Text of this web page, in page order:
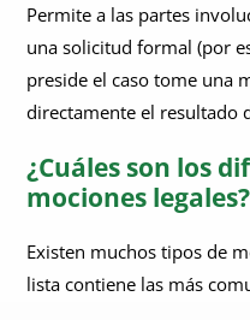
Permite a las partes
una solicitud formal (por
preside el caso tome una
directamente el resultado
¿Cuáles son los
mociones legales?
Existen muchos tipos de
lista contiene las más